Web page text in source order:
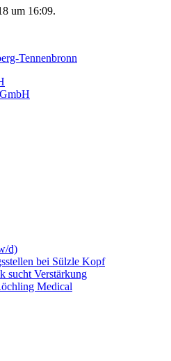
um 16:09.
Tennenbronn
d)
bei Sülzle Kopf
sucht Verstärkung
Medical